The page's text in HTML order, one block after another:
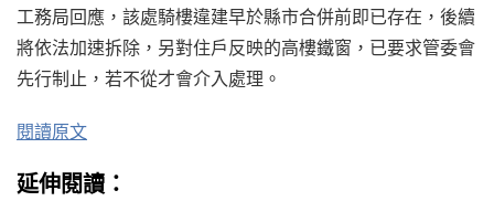
工務局回應，該處騎樓違建早於縣市合併前即已存在，後續
將依法加速拆除，另對住戶反映的高樓鐵窗，已要求管委會
先行制止，若不從才會介入處理。
閱讀原文
延伸閱讀：